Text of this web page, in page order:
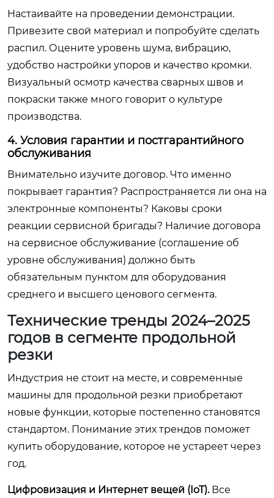
Настаивайте на проведении демонстрации.
Привезите свой материал и попробуйте сделать
распил. Оцените уровень шума, вибрацию,
удобство настройки упоров и качество кромки.
Визуальный осмотр качества сварных швов и
покраски также много говорит о культуре
производства.
4. Условия гарантии и постгарантийного
обслуживания
Внимательно изучите договор. Что именно
покрывает гарантия? Распространяется ли она на
электронные компоненты? Каковы сроки
реакции сервисной бригады? Наличие договора
на сервисное обслуживание (соглашение об
уровне обслуживания) должно быть
обязательным пунктом для оборудования
среднего и высшего ценового сегмента.
Технические тренды 2024–2025
годов в сегменте продольной
резки
Индустрия не стоит на месте, и современные
машины для продольной резки приобретают
новые функции, которые постепенно становятся
стандартом. Понимание этих трендов поможет
купить оборудование, которое не устареет через
год.
Цифровизация и Интернет вещей (IoT).Все